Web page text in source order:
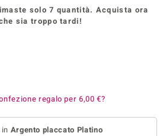
solo 7 quantità. Acquista ora
sia troppo tardi!
regalo per6,00 €?
Argento placcato Platino